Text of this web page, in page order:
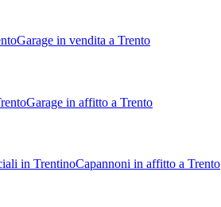
Garage in vendita a Trento
Garage in affitto a Trento
in TrentinoCapannoni in affitto a Trento